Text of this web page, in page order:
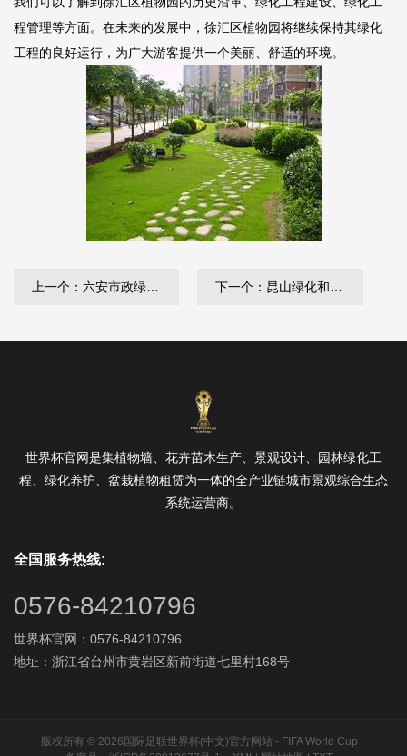
程管理等方面。在未来的发展中，徐汇区植物园将继续保持其绿化
工程的良好运行，为广大游客提供一个美丽、舒适的环境。
世界杯官网是集植物墙、花卉苗木生产、景观设计、园林绿化工
程、绿化养护、盆栽植物租赁为一体的全产业链城市景观综合生态
系统运营商。
全国服务热线:
0576-84210796
世界杯官网：0576-84210796
地址：浙江省台州市黄岩区新前街道七里村168号
版权所有 © 2026国际足联世界杯(中文)官方网站 - FIFA World Cup